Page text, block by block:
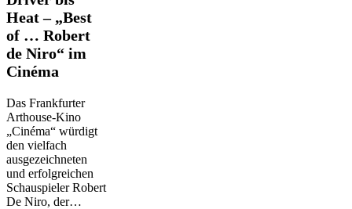
Driver
bis
Heat
–
„Best
of
Robert
de
Niro“
im
Cinéma
Heat – „Best
of … Robert
de Niro“ im
Cinéma
Das Frankfurter
Arthouse-Kino
„Cinéma“ würdigt
den vielfach
ausgezeichneten
und erfolgreichen
Schauspieler Robert
De Niro, der…